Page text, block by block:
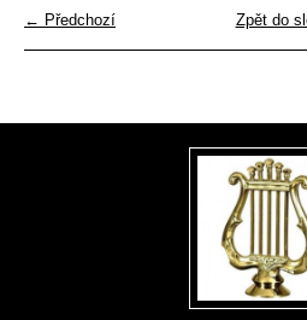
← Předchozí Zpět do